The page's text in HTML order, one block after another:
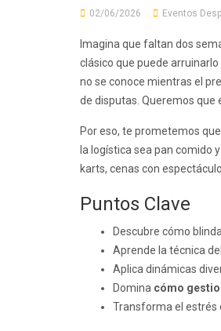
02/06/2026 Eventos
Imagina que faltan dos
clásico que puede
no se conoce mientras el
de disputas. Queremos que
Por eso, te prometemos
la logística sea pan comido
karts, cenas con
Puntos Clave
Descubre cómo
Aprende la técnica
Aplica dinámicas
Domina cómo
Transforma el estrés